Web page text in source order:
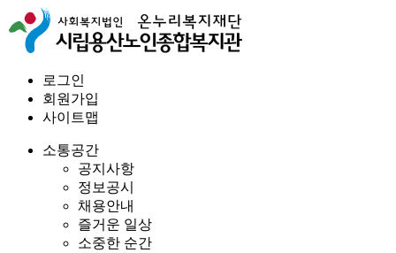
로그인
회원가입
사이트맵
소통공간
공지사항
정보공시
채용안내
즐거운 일상
소중한 순간